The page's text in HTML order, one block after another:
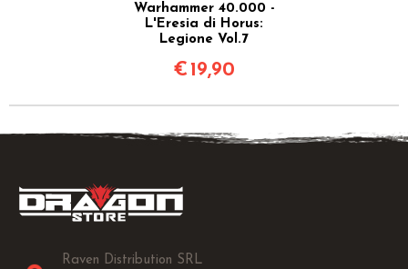
Warhammer 40.000 -
L'Eresia di Horus:
Legione Vol.7
€ 19,90
Raven Distribution SRL